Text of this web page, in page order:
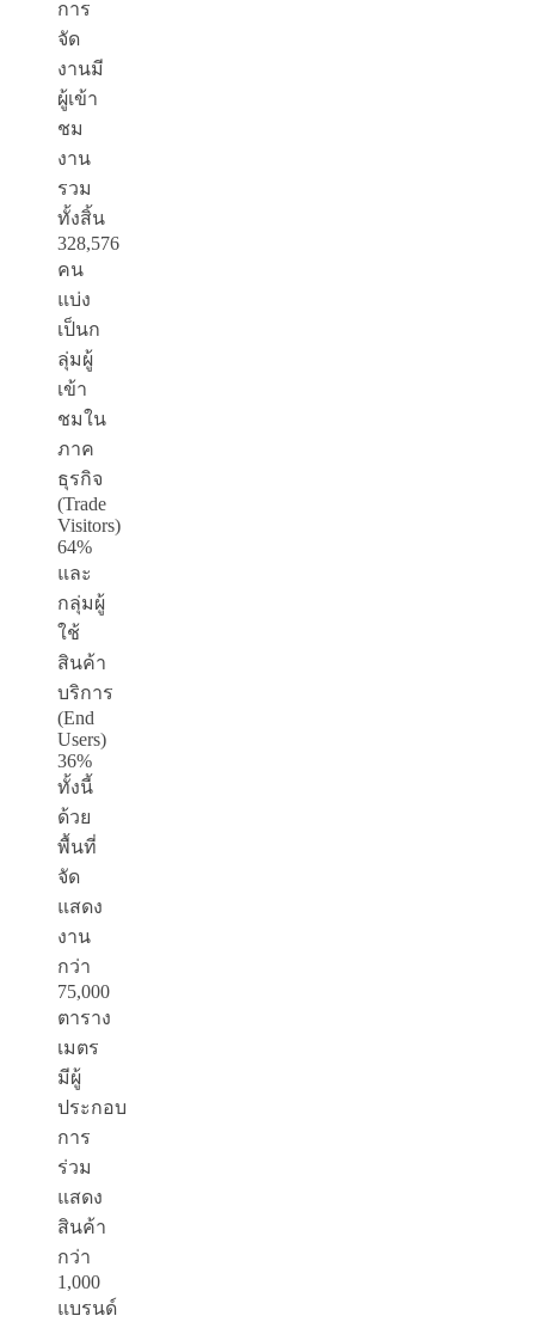
การ
จัด
งานมี
ผู้เข้า
ชม
งาน
รวม
ทั้งสิ้น
328,576
คน
แบ่ง
เป็นก
ลุ่มผู้
เข้า
ชมใน
ภาค
ธุรกิจ
(Trade
Visitors)
64%
และ
กลุ่มผู้
ใช้
สินค้า
บริการ
(End
Users)
36%
ทั้งนี้
ด้วย
พื้นที่
จัด
แสดง
งาน
กว่า
75,000
ตาราง
เมตร
มีผู้
ประกอบ
การ
ร่วม
แสดง
สินค้า
กว่า
1,000
แบรนด์